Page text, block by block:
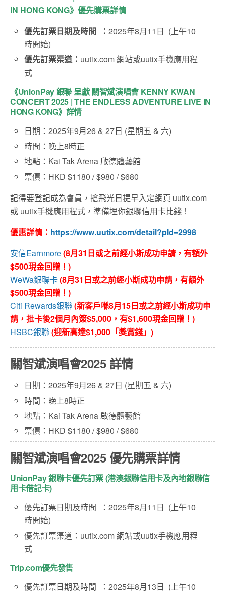
IN HONG KONG》優先購票詳情
優先訂票日期及時間 ：2025年8月11日 (上午10
時開始)
優先訂票渠道： uutix.com 網站或uutix手機應用程
式
《UnionPay 銀聯 呈獻 關智斌演唱會 KENNY KWAN
CONCERT 2025 | THE ENDLESS ADVENTURE LIVE IN
HONG KONG》詳情
日期：2025年9月26 & 27日 (星期五 & 六)
時間：晚上8時正
地點：Kai Tak Arena 啟德體藝館
票價：HKD $1180 / $980 / $680
記得要登記成為會員，搶飛光日提早入定網頁 uutix.com
或 uutix手機應用程式，準備埋你銀聯信用卡比錢！
優惠詳情： https://www.uutix.com/detail?pId=2998
安信Earnmore(8月31日或之前經小斯成功申請，有額外
$500現金回贈！)
WeWa銀聯卡(8月31日或之前經小斯成功申請，有額外
$500現金回贈！)
Citi Rewards銀聯(新客戶喺8月15日或之前經小斯成功申
請，批卡後2個月內簽$5,000，有$1,600現金回贈！)
HSBC銀聯(迎新高達$1,000「獎賞錢」)
關智斌演唱會2025 詳情
日期：2025年9月26 & 27日 (星期五 & 六)
時間：晚上8時正
地點：Kai Tak Arena 啟德體藝館
票價：HKD $1180 / $980 / $680
關智斌演唱會2025 優先購票詳情
UnionPay 銀聯卡優先訂票 (港澳銀聯信用卡及內地銀聯信
用卡借記卡)
優先訂票日期及時間 ：2025年8月11日 (上午10
時開始)
優先訂票渠道：uutix.com 網站或uutix手機應用程
式
Trip.com優先發售
優先訂票日期及時間 ：2025年8月13日 (上午10